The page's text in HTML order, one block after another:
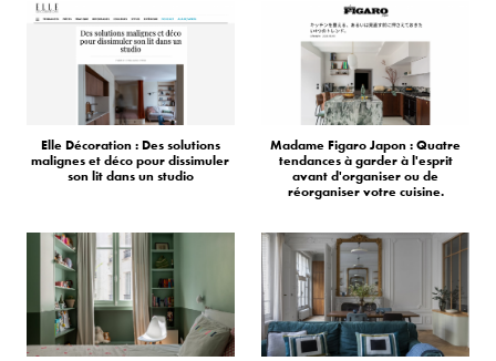
Elle Décoration : Des solutions
malignes et déco pour dissimuler
son lit dans un studio
Madame Figaro Japon : Quatre
tendances à garder à l'esprit
avant d'organiser ou de
réorganiser votre cuisine.